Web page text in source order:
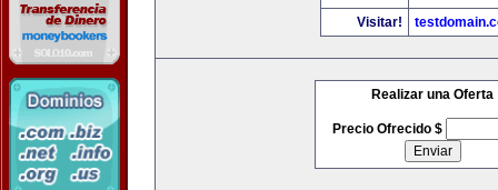
Visitar!
Realizar una Oferta
Precio Ofrecido $